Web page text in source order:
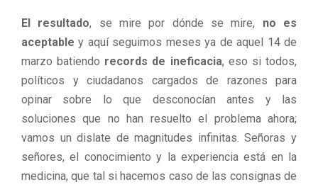
El resultado, se mire por dónde se mire, no es
aceptable y aquí seguimos meses ya de aquel 14 de
marzo batiendo records de ineficacia, eso si todos,
políticos y ciudadanos cargados de razones para
opinar sobre lo que desconocían antes y las
soluciones que no han resuelto el problema ahora;
vamos un dislate de magnitudes infinitas. Señoras y
señores, el conocimiento y la experiencia está en la
medicina, que tal si hacemos caso de las consignas de